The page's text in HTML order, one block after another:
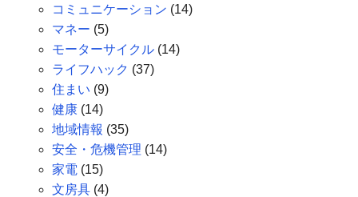
コミュニケーション (14)
マネー (5)
モーターサイクル (14)
ライフハック (37)
住まい (9)
健康 (14)
地域情報 (35)
安全・危機管理 (14)
家電 (15)
文房具 (4)